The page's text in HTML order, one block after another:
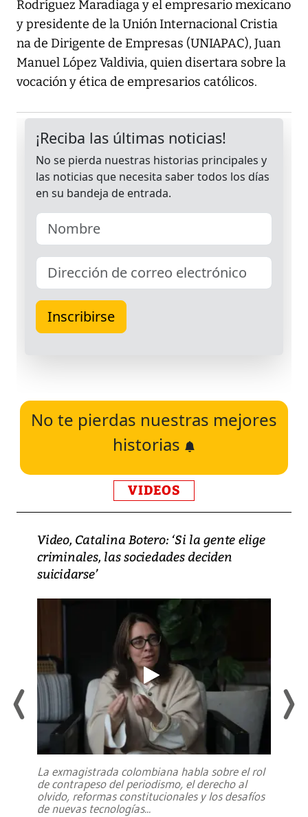
Rodríguez Maradiaga y el empresario mexicano
y presidente de la Unión Internacional Cristia
na de Dirigente de Empresas (UNIAPAC), Juan
Manuel López Valdivia, quien disertara sobre la
vocación y ética de empresarios católicos.
No te pierdas nuestras mejores
historias
VIDEOS
Video, Catalina Botero: ‘Si la gente elige
criminales, las sociedades deciden
suicidarse’
La exmagistrada colombiana habla sobre el rol
de contrapeso del periodismo, el derecho al
olvido, reformas constitucionales y los desafíos
de nuevas tecnologías...